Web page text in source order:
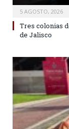
5 AGOSTO, 2026
Tres colonias
de Jalisco